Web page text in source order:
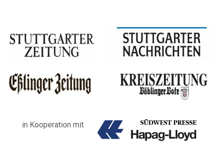
in Kooperation mit